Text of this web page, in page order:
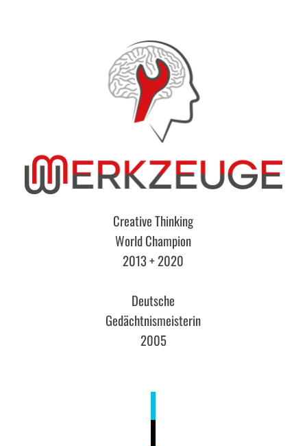
Creative Thinking
World Champion
2013 + 2020
Deutsche
Gedächtnismeisterin
2005